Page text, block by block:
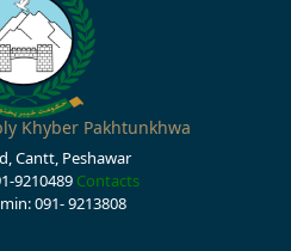
Khyber Pakhtunkhwa
Cantt, Peshawar
9210489 Contacts
091- 9213808